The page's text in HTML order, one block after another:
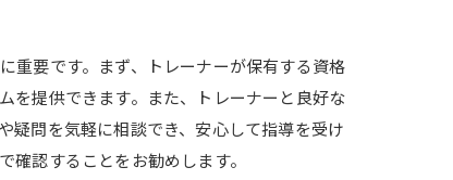
重要です。まず、トレーナーが保有する資格
を提供できます。また、トレーナーと良好な
疑問を気軽に相談でき、安心して指導を受け
認することをお勧めします。